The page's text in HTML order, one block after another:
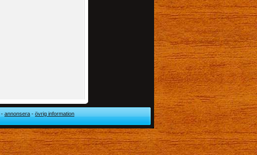
annonsera övrig information